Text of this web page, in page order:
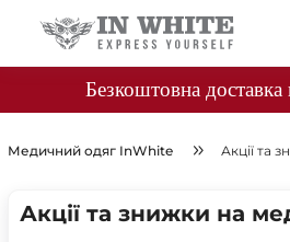
Безкоштовна доставка
Медичний одяг InWhite Акції та
Акції та знижки на